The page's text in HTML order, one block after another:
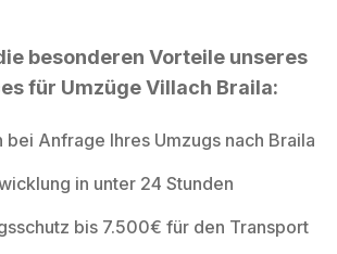
besonderen Vorteile unseres
für Umzüge Villach Braila:
bei Anfrage Ihres Umzugs nach Braila
in unter 24 Stunden
bis 7.500€ für den Transport